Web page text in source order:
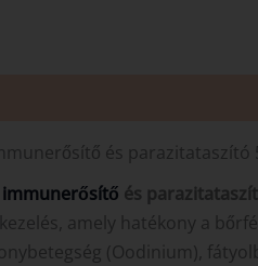
és parazitataszító
immunerősítő és
amely hatékony a
(Oodinium),